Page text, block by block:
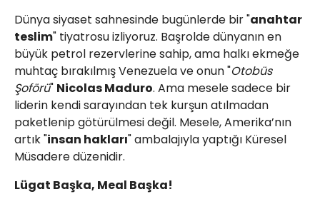
Dünya siyaset sahnesinde bugünlerde bir "anahtar
teslim" tiyatrosu izliyoruz. Başrolde dünyanın en
büyük petrol rezervlerine sahip, ama halkı ekmeğe
muhtaç bırakılmış Venezuela ve onun "Otobüs
Şoförü" Nicolas Maduro. Ama mesele sadece bir
liderin kendi sarayından tek kurşun atılmadan
paketlenip götürülmesi değil. Mesele, Amerika’nın
artık "insan hakları" ambalajıyla yaptığı Küresel
Müsadere düzenidir.
Lügat Başka, Meal Başka!
(BİLKAR)Gebze - KOCAELİ
aktanuslu@gmail.com